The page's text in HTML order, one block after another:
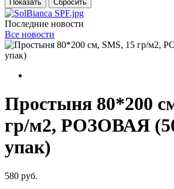
Последние новости
Все новости
Простыня 80*200
гр/м2, РОЗОВАЯ
упак)
580 руб.